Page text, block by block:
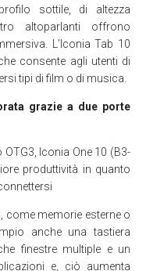
sottile, di altezza
altoparlanti offrono
L’Iconia Tab 10
consente agli utenti di
tipi di film o di musica.
grazie a due porte
Iconia One 10 (B3-
produttività in quanto
come memorie esterne o
anche una tastiera
finestre multiple e un
e, ciò aumenta